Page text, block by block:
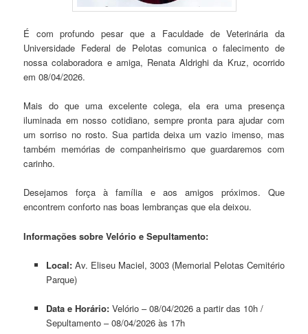
É com profundo pesar que a Faculdade de Veterinária da
Universidade Federal de Pelotas comunica o falecimento de
nossa colaboradora e amiga, Renata Aldrighi da Kruz, ocorrido
em 08/04/2026.
Mais do que uma excelente colega, ela era uma presença
iluminada em nosso cotidiano, sempre pronta para ajudar com
um sorriso no rosto. Sua partida deixa um vazio imenso, mas
também memórias de companheirismo que guardaremos com
carinho.
Desejamos força à família e aos amigos próximos. Que
encontrem conforto nas boas lembranças que ela deixou.
Informações sobre Velório e Sepultamento:
Local:Av. Eliseu Maciel, 3003 (Memorial Pelotas Cemitério
Parque)
Data e Horário:Velório – 08/04/2026 a partir das 10h /
Sepultamento – 08/04/2026 às 17h